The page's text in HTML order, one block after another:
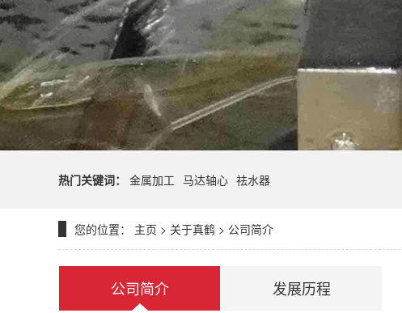
热门关键词： 金属加工 马达轴心 祛水器
您的位置： 主页 > 关于真鹤 > 公司简介
公司简介 发展历程